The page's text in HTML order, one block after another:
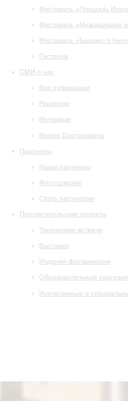
Фестиваль «Площадь
Фестиваль «Музыкальная
Фестиваль «Барокко в
Гастроли
СМИ о нас
Все публикации
Рецензии
Интервью
Время Шостаковича
Партнеры
Наши партнеры
Фотогалерея
Стать партнером
Просветительские проекты
Творческие встречи
Выставки
Издания филармонии
Образовательные
Инклюзивные и